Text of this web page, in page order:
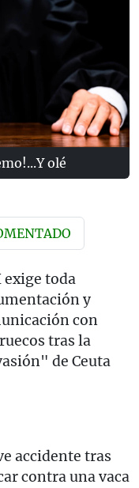
olé
exige toda
y
con
tras la
de Ceuta
accidente tras
contra una vaca